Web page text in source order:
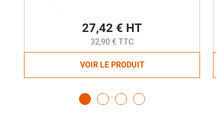
27,42 € HT
32,90 € TTC
VOIR LE PRODUIT